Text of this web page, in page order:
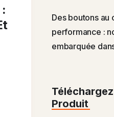
Des boutons
performance :
embarquée
Produit